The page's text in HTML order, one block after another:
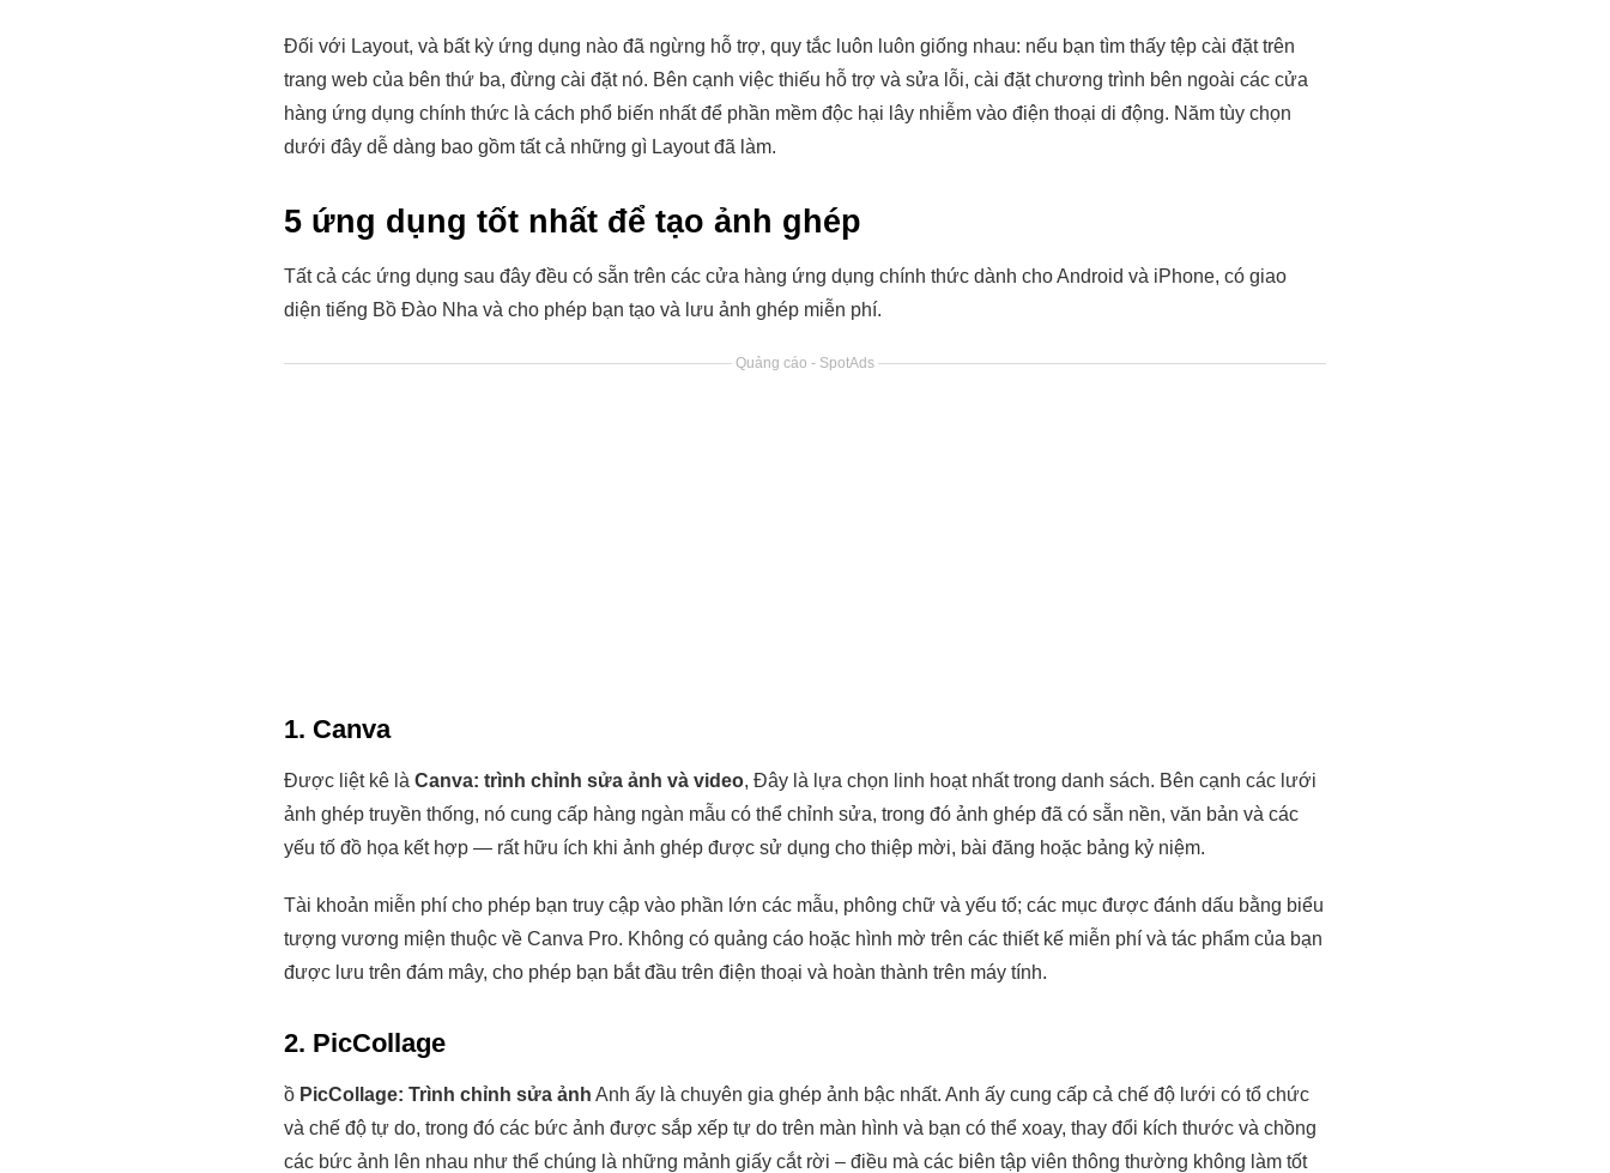
Đối với Layout, và bất kỳ ứng dụng nào đã ngừng hỗ trợ, quy tắc luôn luôn giống nhau: nếu bạn tìm thấy tệp cài đặt trên
trang web của bên thứ ba, đừng cài đặt nó. Bên cạnh việc thiếu hỗ trợ và sửa lỗi, cài đặt chương trình bên ngoài các cửa
hàng ứng dụng chính thức là cách phổ biến nhất để phần mềm độc hại lây nhiễm vào điện thoại di động. Năm tùy chọn
dưới đây dễ dàng bao gồm tất cả những gì Layout đã làm.
5 ứng dụng tốt nhất để tạo ảnh ghép
Tất cả các ứng dụng sau đây đều có sẵn trên các cửa hàng ứng dụng chính thức dành cho Android và iPhone, có giao
diện tiếng Bồ Đào Nha và cho phép bạn tạo và lưu ảnh ghép miễn phí.
Quảng cáo - SpotAds
1. Canva
Được liệt kê là Canva: trình chỉnh sửa ảnh và video, Đây là lựa chọn linh hoạt nhất trong danh sách. Bên cạnh các lưới
ảnh ghép truyền thống, nó cung cấp hàng ngàn mẫu có thể chỉnh sửa, trong đó ảnh ghép đã có sẵn nền, văn bản và các
yếu tố đồ họa kết hợp — rất hữu ích khi ảnh ghép được sử dụng cho thiệp mời, bài đăng hoặc bảng kỷ niệm.
Tài khoản miễn phí cho phép bạn truy cập vào phần lớn các mẫu, phông chữ và yếu tố; các mục được đánh dấu bằng biểu
tượng vương miện thuộc về Canva Pro. Không có quảng cáo hoặc hình mờ trên các thiết kế miễn phí và tác phẩm của bạn
được lưu trên đám mây, cho phép bạn bắt đầu trên điện thoại và hoàn thành trên máy tính.
2. PicCollage
ồ PicCollage: Trình chỉnh sửa ảnh Anh ấy là chuyên gia ghép ảnh bậc nhất. Anh ấy cung cấp cả chế độ lưới có tổ chức
và chế độ tự do, trong đó các bức ảnh được sắp xếp tự do trên màn hình và bạn có thể xoay, thay đổi kích thước và chồng
các bức ảnh lên nhau như thể chúng là những mảnh giấy cắt rời – điều mà các biên tập viên thông thường không làm tốt